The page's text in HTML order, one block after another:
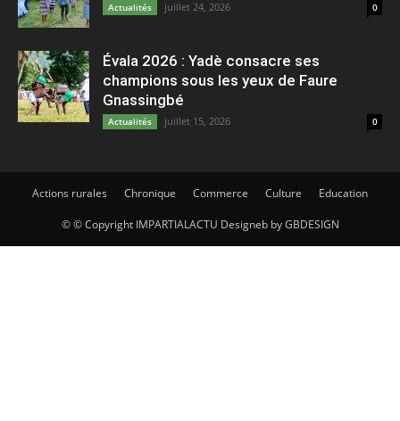
Actualités juillet 24, 2026 0
Évala 2026 : Yadè consacre ses
champions sous les yeux de Faure
Gnassingbé
Actualités juillet 15, 2026 0
Actions rurales Chronique Commerce Culture Education
© © Copyright IMPARTIALACTU Designeb by GBDESIGN